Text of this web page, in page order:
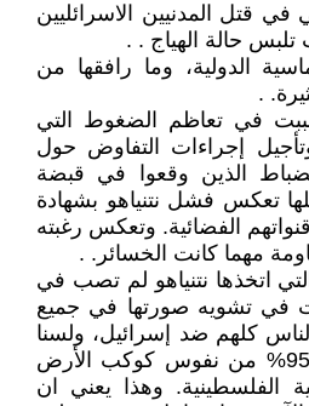
قتل المدنيين الاسرائليين
حالة الهياج . .
الدولية، وما رافقها من
.
في تعاظم الضغوط التي
إجراءات التفاوض حول
الذين وقعوا في قبضة
تعكس فشل نتنياهو بشهادة
الفضائية. وتعكس رغبته
مهما كانت الخسائر. .
اتخذها نتنياهو لم تصب في
في تشويه صورتها في جميع
كلهم ضد إسرائيل، ولسنا
مغالين إذا قلنا ان نسبة 95% من نفوس كوكب الأرض
الفلسطينية. وهذا يعني ان